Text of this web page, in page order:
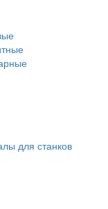
для станков